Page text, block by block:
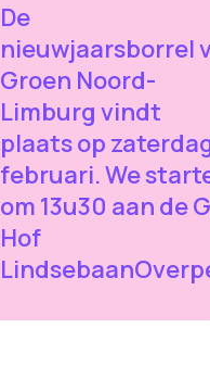
De
nieuwjaarsborrel
Groen Noord-
Limburg vindt
plaats op
februari. We
om 13u30 aan de
Hof